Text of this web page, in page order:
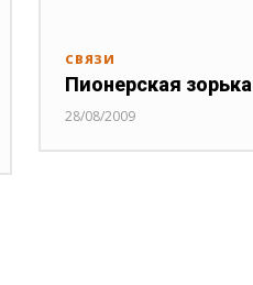
СВЯЗИ
Пионерская зорька
28/08/2009